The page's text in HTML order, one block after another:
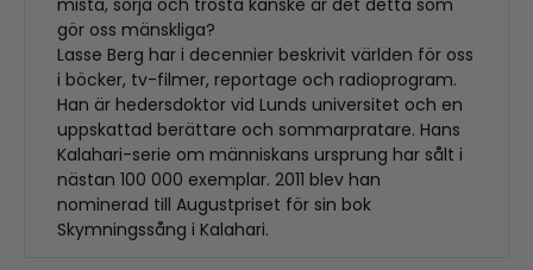
mista, sörja och trösta kanske är det detta som
gör oss mänskliga?
Lasse Berg har i decennier beskrivit världen för oss
i böcker, tv-filmer, reportage och radioprogram.
Han är hedersdoktor vid Lunds universitet och en
uppskattad berättare och sommarpratare. Hans
Kalahari-serie om människans ursprung har sålt i
nästan 100 000 exemplar. 2011 blev han
nominerad till Augustpriset för sin bok
Skymningssång i Kalahari.